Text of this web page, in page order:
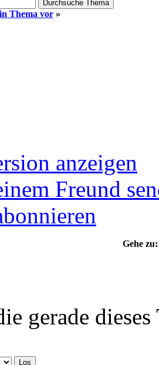
Thema vor »
anzeigen
Freund
Gehe zu:
gerade